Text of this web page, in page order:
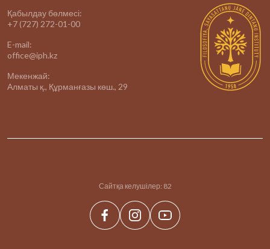
Қабылдау бөлмесі:
+7 (727) 272-01-00
E-mail:
office@iph.kz
Мекенжай:
Алматы қ., Құрманғазы көш., 29
Сайтқа келушілер: 82